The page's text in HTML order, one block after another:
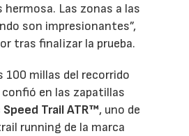
hermosa. Las zonas a las
son impresionantes”,
tras finalizar la prueba.
100 millas del recorrido
en las zapatillas
Trail ATR™, uno de
running de la marca